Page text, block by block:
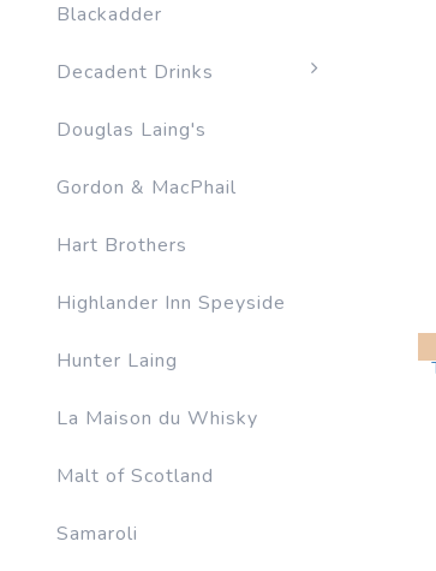
Blackadder
Decadent Drinks
Douglas Laing's
Gordon & MacPhail
Hart Brothers
Highlander Inn Speyside
Hunter Laing
La Maison du Whisky
Malt of Scotland
Samaroli